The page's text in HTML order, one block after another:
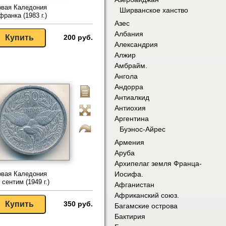
Каледония
(1983 г.)
200 руб.
Каледония
сентим (1949 г.)
350 руб.
Ширванское ханство
Азес
Албания
Александрия
Алжир
Амбрайм.
Ангола
Андорра
Антиалкид
Антиохия
Аргентина
Буэнос-Айрес
Армения
Аруба
Архипелаг земля Франца-
Иосифа.
Афганистан
Африканский союз.
Багамские острова
Бактирия